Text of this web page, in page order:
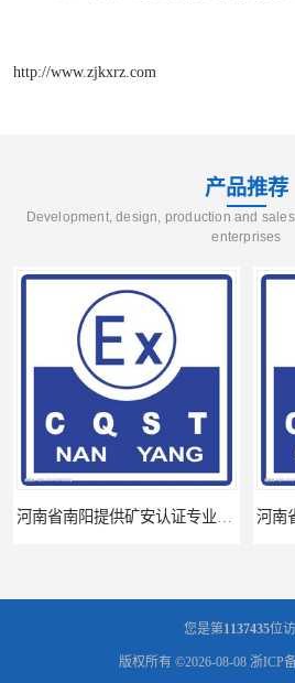
http://www.zjkxrz.com
产品推荐
Development, design, production and
enterprises
您是第1137435位
版权所有 ©2026-08-08 浙ICP